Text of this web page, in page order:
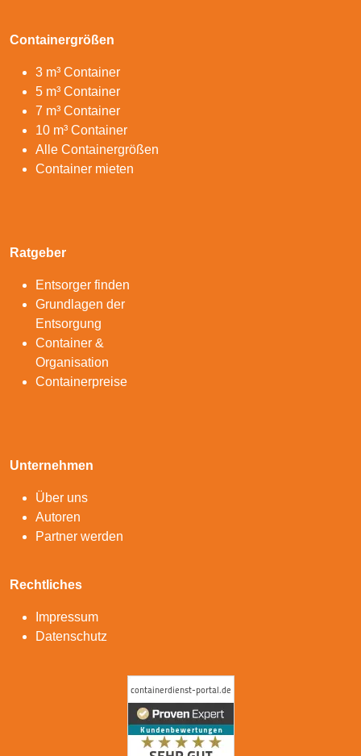
Containergrößen
3 m³ Container
5 m³ Container
7 m³ Container
10 m³ Container
Alle Containergrößen
Container mieten
Ratgeber
Entsorger finden
Grundlagen der
Entsorgung
Container &
Organisation
Containerpreise
Unternehmen
Über uns
Autoren
Partner werden
Rechtliches
Impressum
Datenschutz